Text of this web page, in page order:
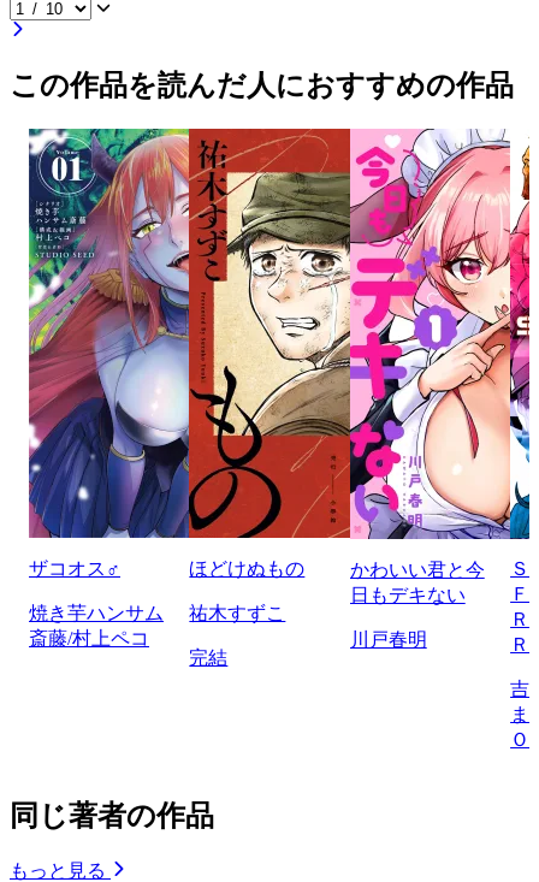
この作品を読んだ人におすすめの作品
ザコオス♂
焼き芋ハンサム
斎藤/村上ペコ
ほどけぬもの
祐木すずこ
完結
かわいい君と今
日もデキない
川戸春明
Ｆ
Ｒ
吉
ま
Ｏ
同じ著者の作品
もっと見る